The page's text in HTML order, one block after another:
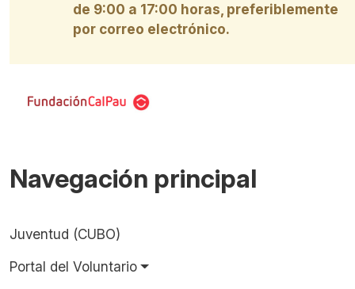
Navegación principal
Juventud (CUBO)
Portal del Voluntario
de 9:00 a 17:00 horas, preferiblemente
por correo electrónico.